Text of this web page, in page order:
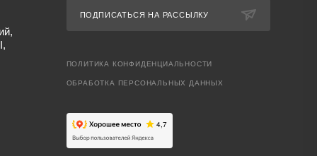
ПОДПИСАТЬСЯ НА РАССЫЛКУ
ПОЛИТИКА КОНФИДЕНЦИАЛЬНОСТИ
ОБРАБОТКА ПЕРСОНАЛЬНЫХ ДАННЫХ